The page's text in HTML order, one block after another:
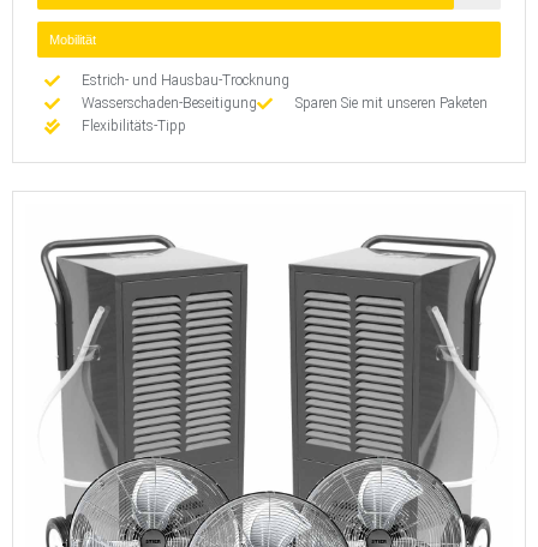
Mobilität
Estrich- und Hausbau-Trocknung
Wasserschaden-Beseitigung
Sparen Sie mit unseren Paketen
Flexibilitäts-Tipp